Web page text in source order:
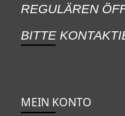
REGULÄREN
BITTE
MEIN KONTO